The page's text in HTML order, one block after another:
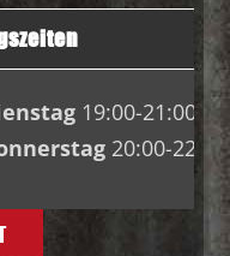
19:00-21:00
20:00-